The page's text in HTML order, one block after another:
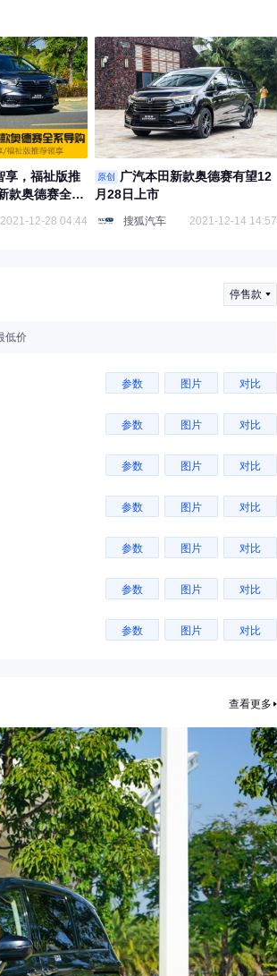
享，福祉版推
款奥德赛全系
2021-12-28 04:44
原创
广汽本田新款奥德赛有望12
月28日上市
搜狐汽车 2021-12-14 14:57
停售款
低价
参数 图片 对比
参数 图片 对比
参数 图片 对比
参数 图片 对比
参数 图片 对比
参数 图片 对比
参数 图片 对比
查看更多